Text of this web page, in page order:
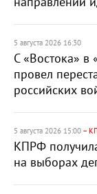
5 августа 2026 16:30
С «Востока» в
провел
российских
5 августа 2026 15:00 –
КПРФ
на выборах